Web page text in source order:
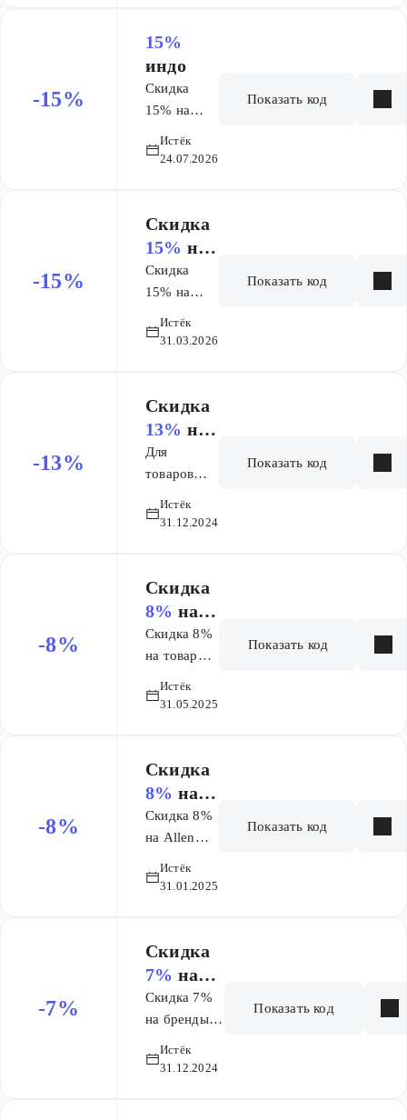
акций
-15%
15%
индо
Скидка
15% на
Allen Brau
скидок и
акций)
Истёк
24.07.2026
Показать код
-15%
Скидка
15% на
заказ
Скидка
15% на
Аллен Брау,
акций на
сумму
товаров от
Истёк
31.03.2026
Показать код
-13%
Скидка
13% на
заказ от
80 000 ₽
Для
товаров
Ален Брау
действует
скидка 13%
на сумму
рублей. По
кириллице
и на
латинице)
Истёк
31.12.2024
Показать код
-8%
Скидка
8% на
заказ
Скидка 8%
на товары
AQUANET,
товаров по
акции и
распродажи
Истёк
31.05.2025
Показать код
-8%
Скидка
8% на
заказ
Скидка 8%
на Allen
Aquanet
Истёк
31.01.2025
Показать код
-7%
Скидка
7% на
заказ
Скидка 7%
на бренды:
Grossman,
Истёк
31.12.2024
Показать код